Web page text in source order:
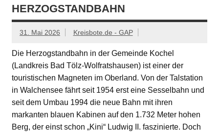
HERZOGSTANDBAHN
31. Mai 2026 Kreisbote.de - GAP
Die Herzogstandbahn in der Gemeinde Kochel
(Landkreis Bad Tölz-Wolfratshausen) ist einer der
touristischen Magneten im Oberland. Von der Talstation
in Walchensee fährt seit 1954 erst eine Sesselbahn und
seit dem Umbau 1994 die neue Bahn mit ihren
markanten blauen Kabinen auf den 1.732 Meter hohen
Berg, der einst schon „Kini“ Ludwig II. faszinierte. Doch